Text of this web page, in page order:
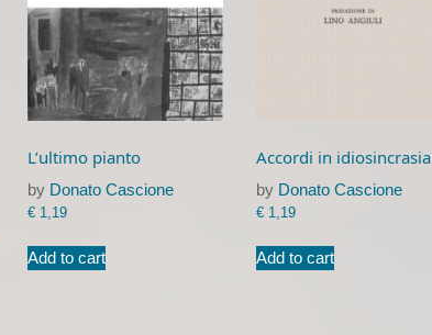
L’ultimo pianto
by Donato Cascione
€1,19
Add to cart
Accordi in idiosincrasia
by Donato Cascione
€ 1,19
Add to cart